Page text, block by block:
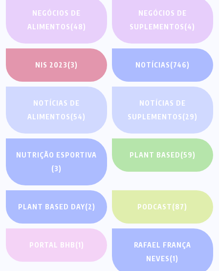
NEGÓCIOS DE
ALIMENTOS(48)
NEGÓCIOS DE
SUPLEMENTOS(4)
NIS 2023(3) NOTÍCIAS(746)
NOTÍCIAS DE
ALIMENTOS(54)
NOTÍCIAS DE
SUPLEMENTOS(29)
NUTRIÇÃO ESPORTIVA
(3)
PLANT BASED(59)
PLANT BASED DAY(2) PODCAST(87)
PORTAL BHB(1)
RAFAEL FRANÇA
NEVES(1)